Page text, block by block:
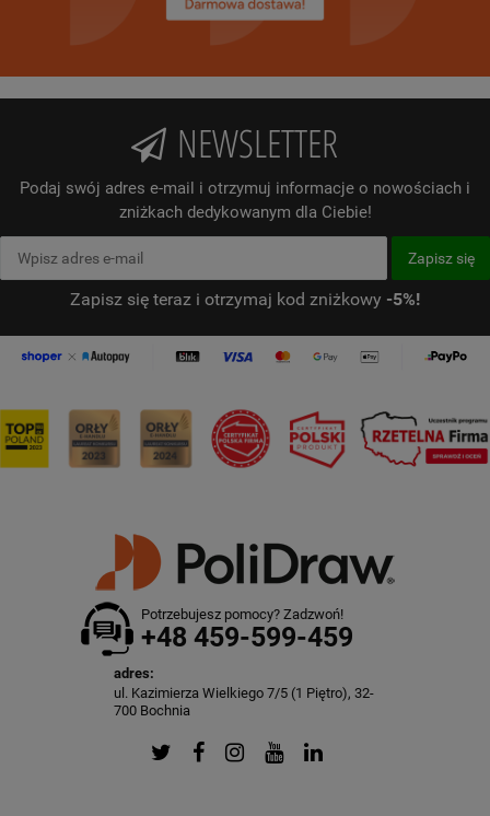
NEWSLETTER
Podaj swój adres e-mail i otrzymuj informacje o nowościach i
zniżkach dedykowanym dla Ciebie!
Zapisz się teraz i otrzymaj kod zniżkowy -5%!
Potrzebujesz pomocy? Zadzwoń!
+48 459-599-459
adres:
ul. Kazimierza Wielkiego 7/5 (1 Piętro), 32-
700 Bochnia